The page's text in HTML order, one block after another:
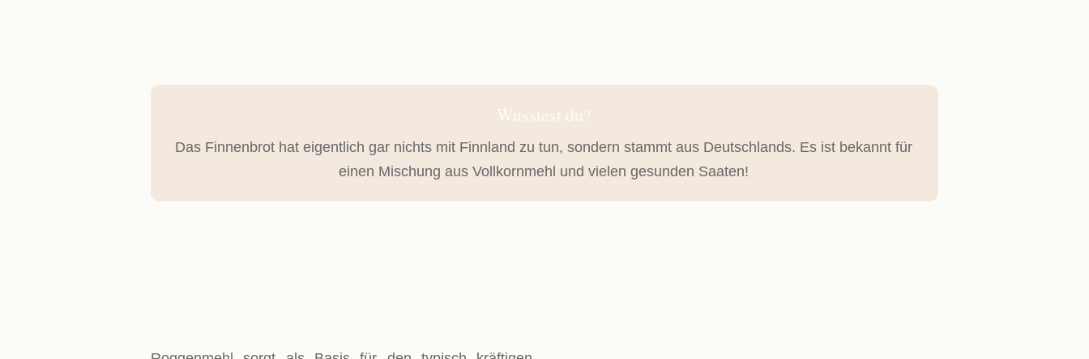
Wusstest du?
Das Finnenbrot hat eigentlich gar nichts mit Finnland zu tun, sondern stammt aus Deutschlands. Es ist bekannt für
einen Mischung aus Vollkornmehl und vielen gesunden Saaten!